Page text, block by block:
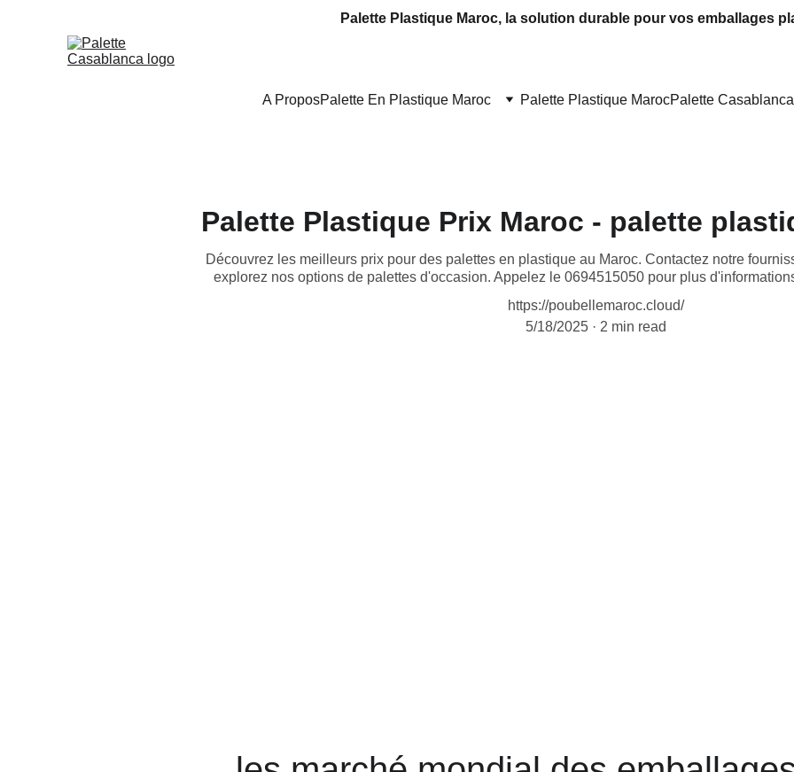
Palette Plastique Maroc, la solution durable pour vos emballages
A ProposPalette En Plastique Maroc Palette Plastique MarocPalette Casablanca
Palette Plastique Prix Maroc - palette
Découvrez les meilleurs prix pour des palettes en plastique au Maroc. Contactez notre
explorez nos options de palettes d'occasion. Appelez le 0694515050 pour plus
https://poubellemaroc.cloud/
5/18/2025
2 min read